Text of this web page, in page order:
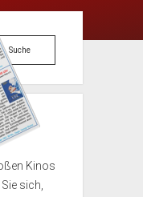
Kinos
sich,